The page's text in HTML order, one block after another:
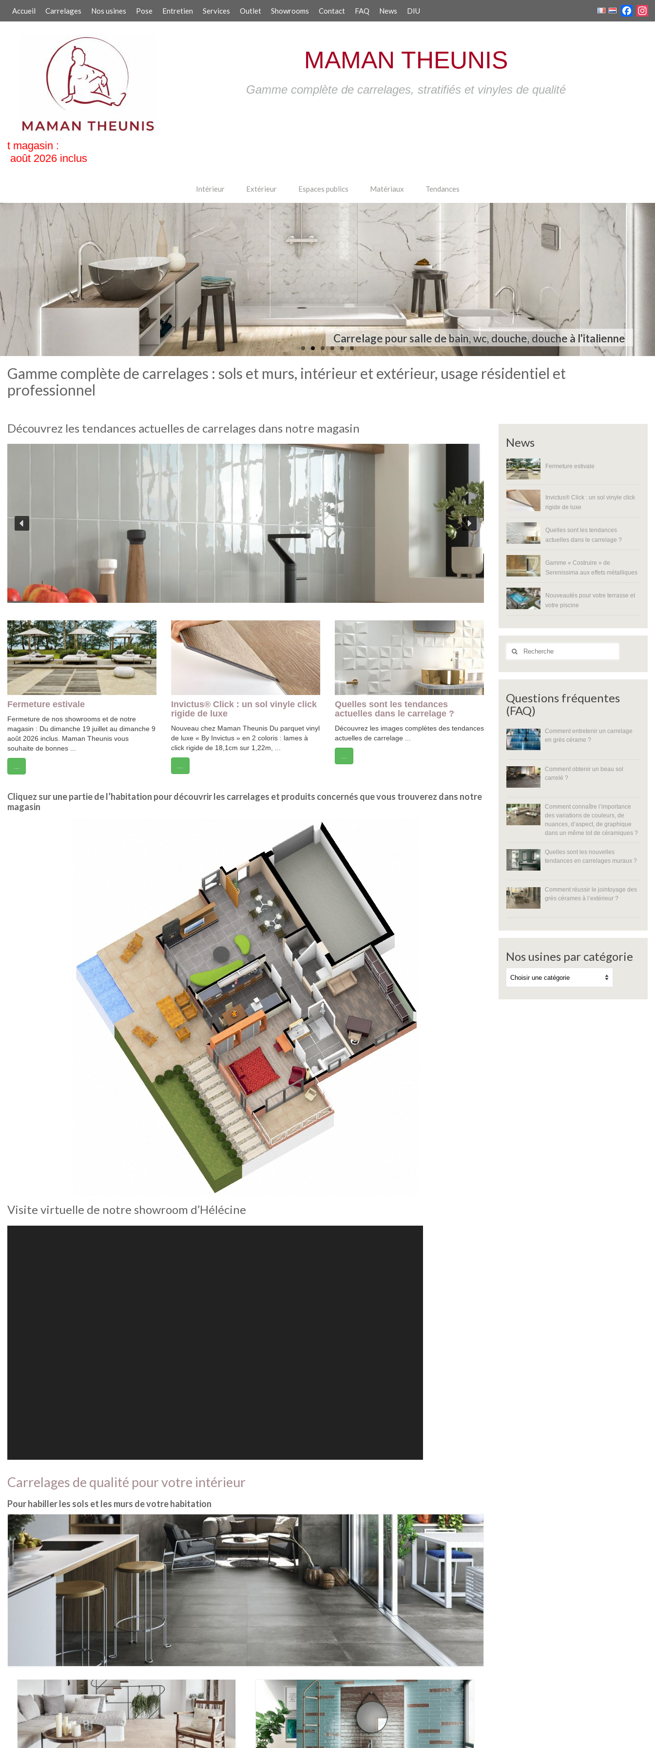
Accueil Carrelages Nos usines Pose Entretien Services Outlet Showrooms Contact FAQ News DIU
MAMAN THEUNIS
Gamme complète de carrelages, stratifiés et vinyles de qualité
Intérieur Extérieur Espaces publics Matériaux Tendances
Carrelage pour intérieur
Carrelage pour salle de bain, wc, douche, douche à l'italienne
Carrelage pour cuisine
Carrelages et produits pour aménagements extérieurs
Carrelage pour espaces publics, commerciaux et professionnels
Carrelages tendance
Gamme complète de carrelages : sols et murs, intérieur et extérieur, usage résidentiel et
professionnel
Découvrez les tendances actuelles de carrelages dans notre magasin
Fermeture estivale
Fermeture de nos showrooms et de notre
magasin : Du dimanche 19 juillet au dimanche 9
août 2026 inclus. Maman Theunis vous
souhaite de bonnes ...
Invictus® Click : un sol vinyle click
rigide de luxe
Nouveau chez Maman Theunis Du parquet vinyl
de luxe « By Invictus » en 2 coloris : lames à
click rigide de 18,1cm sur 1,22m, ...
Quelles sont les tendances
actuelles dans le carrelage ?
Découvrez les images complètes des tendances
actuelles de carrelage ...
Cliquez sur une partie de l’habitation pour découvrir les carrelages et produits concernés que vous trouverez dans notre
magasin
Visite virtuelle de notre showroom d’Hélécine
Carrelages de qualité pour votre intérieur
Pour habiller les sols et les murs de votre habitation
News
Fermeture estivale
Invictus® Click : un sol vinyle click
rigide de luxe
Quelles sont les tendances
actuelles dans le carrelage ?
Gamme « Costruire » de
Serenissima aux effets métalliques
Nouveautés pour votre terrasse et
votre piscine
Questions fréquentes
(FAQ)
Comment entretenir un carrelage
en grès cérame ?
Comment obtenir un beau sol
carrelé ?
Comment connaître l’importance
des variations de couleurs, de
nuances, d’aspect, de graphique
dans un même lot de céramiques ?
Quelles sont les nouvelles
tendances en carrelages muraux ?
Comment réussir le jointoyage des
grès cérames à l’extérieur ?
Nos usines par catégorie